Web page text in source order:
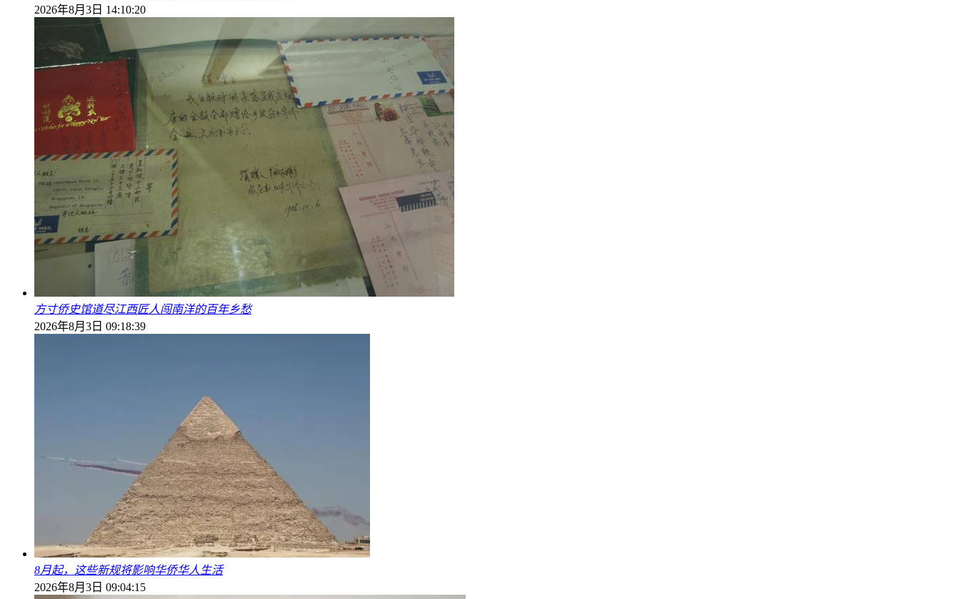
2026年8月3日 14:10:20
方寸侨史馆道尽江西匠人闯南洋的百年乡愁
2026年8月3日 09:18:39
8月起，这些新规将影响华侨华人生活
2026年8月3日 09:04:15